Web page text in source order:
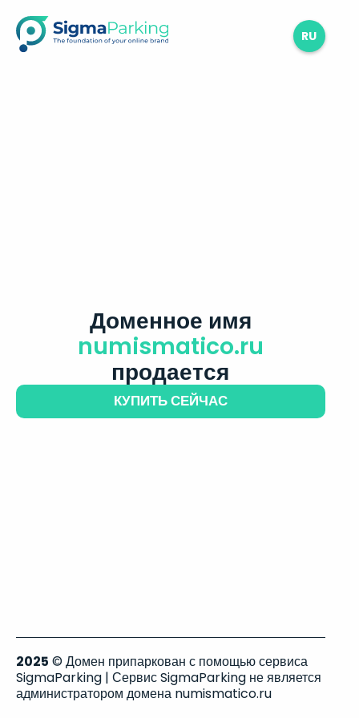
RU
Доменное имя
numismatico.ru
продается
КУПИТЬ СЕЙЧАС
2025 © Домен припаркован с помощью сервиса
SigmaParking | Сервис SigmaParking не является
администратором домена numismatico.ru